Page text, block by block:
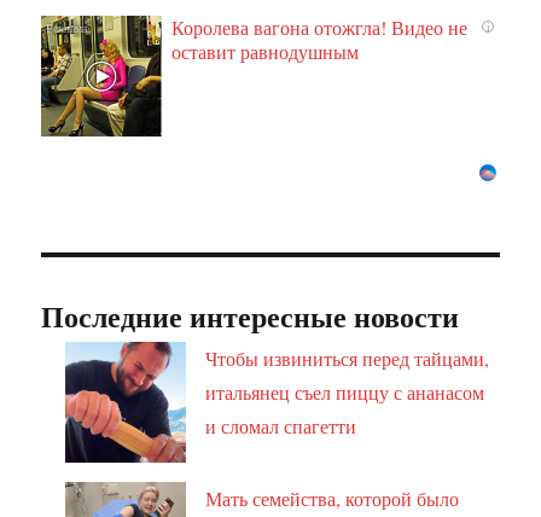
i
Королева вагона отожгла! Видео не
оставит равнодушным
Последние интересные новости
Чтобы извиниться перед тайцами,
итальянец съел пиццу с ананасом
и сломал спагетти
Мать семейства, которой было